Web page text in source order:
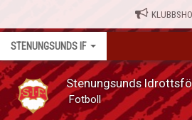
STENUNGSUNDS IF
Stenungsunds
Fotboll